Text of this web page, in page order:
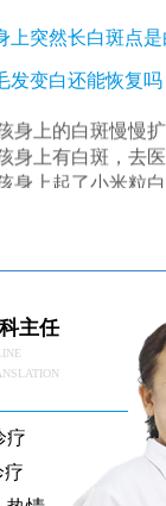
上突然长白斑点
发变白还能恢复吗
身上长了白斑做什么检
身上长白斑需要做
身上有白斑，去医院
身上起了小米粒
主任
疗
疗